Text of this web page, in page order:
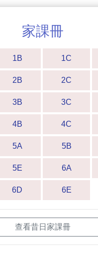
家課冊
1B 1C
2B 2C
3B 3C
4B 4C
5A 5B
5E 6A
6D 6E
查看昔日家課冊